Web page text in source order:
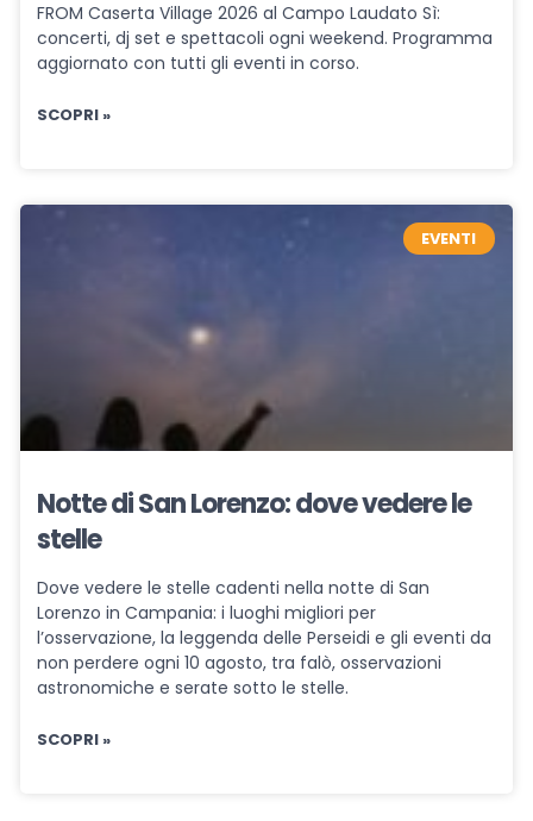
FROM Caserta Village 2026 al Campo Laudato Sì:
concerti, dj set e spettacoli ogni weekend. Programma
aggiornato con tutti gli eventi in corso.
SCOPRI »
EVENTI
Notte di San Lorenzo: dove vedere le
stelle
Dove vedere le stelle cadenti nella notte di San
Lorenzo in Campania: i luoghi migliori per
l’osservazione, la leggenda delle Perseidi e gli eventi da
non perdere ogni 10 agosto, tra falò, osservazioni
astronomiche e serate sotto le stelle.
SCOPRI »